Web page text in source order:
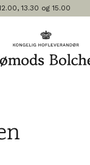
13.30 og 15.00